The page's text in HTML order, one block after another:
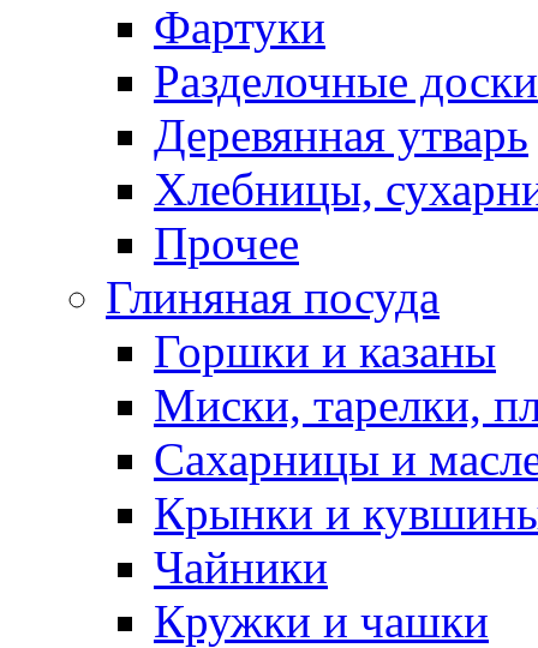
Фартуки
Разделочные доски
Деревянная утварь
Хлебницы,
Прочее
Глиняная посуда
Горшки и казаны
Миски, тарелки,
Сахарницы и
Крынки и
Чайники
Кружки и чашки